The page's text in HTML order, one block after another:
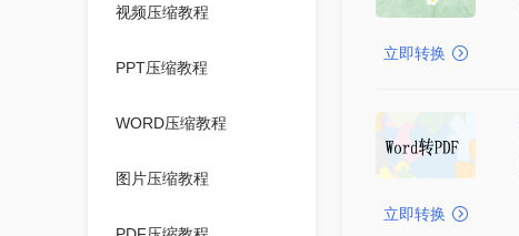
视频压缩教程
PPT压缩教程
WORD压缩教程
图片压缩教程
立即转换
立即转换